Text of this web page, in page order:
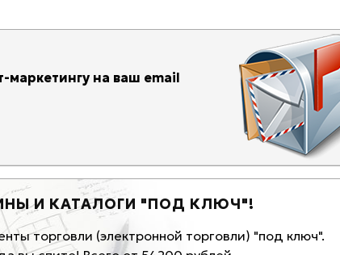
маркетингу на ваш email
И КАТАЛОГИ "ПОД КЛЮЧ"!
торговли (электронной торговли) "под ключ".